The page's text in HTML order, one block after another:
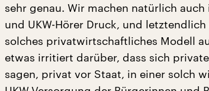
sehr genau. Wir machen natürlich auch
und UKW-Hörer Druck, und
solches privatwirtschaftliches Modell
etwas irritiert darüber, dass sich
sagen, privat vor Staat, in einer solch